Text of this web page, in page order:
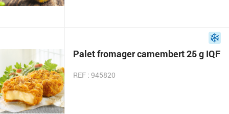
Palet fromager camembert 25 g IQF
REF : 945820